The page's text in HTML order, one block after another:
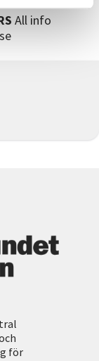
All info
för